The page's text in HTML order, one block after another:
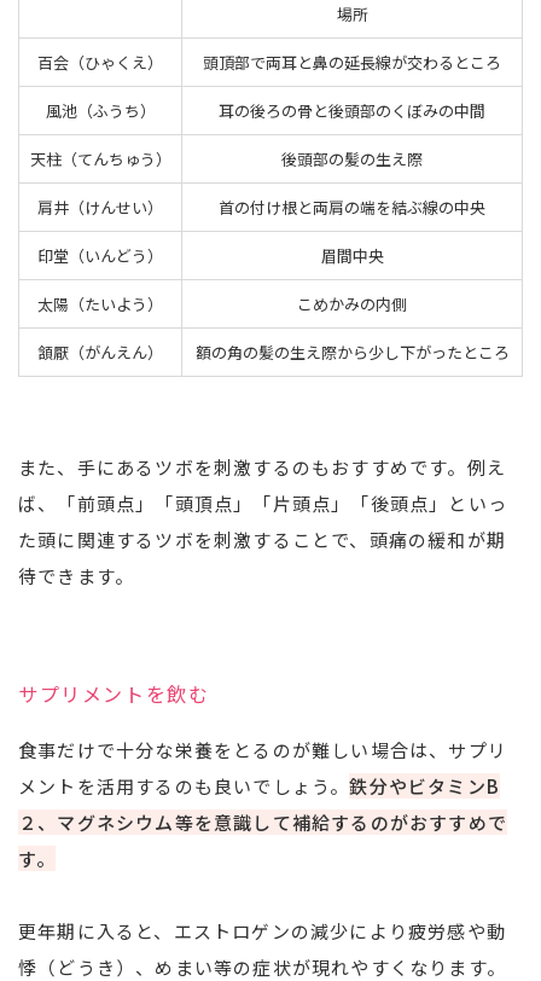
場所
百会（ひゃくえ） 頭頂部で両耳と鼻の延長線が交わるところ
風池（ふうち） 耳の後ろの骨と後頭部のくぼみの中間
天柱（てんちゅう） 後頭部の髪の生え際
肩井（けんせい） 首の付け根と両肩の端を結ぶ線の中央
印堂（いんどう） 眉間中央
太陽（たいよう） こめかみの内側
頷厭（がんえん） 額の角の髪の生え際から少し下がったところ
また、手にあるツボを刺激するのもおすすめです。例え
ば、「前頭点」「頭頂点」「片頭点」「後頭点」といっ
た頭に関連するツボを刺激することで、頭痛の緩和が期
待できます。
サプリメントを飲む
食事だけで十分な栄養をとるのが難しい場合は、サプリ
メントを活用するのも良いでしょう。鉄分やビタミンB
２、マグネシウム等を意識して補給するのがおすすめで
す。
更年期に入ると、エストロゲンの減少により疲労感や動
悸（どうき）、めまい等の症状が現れやすくなります。